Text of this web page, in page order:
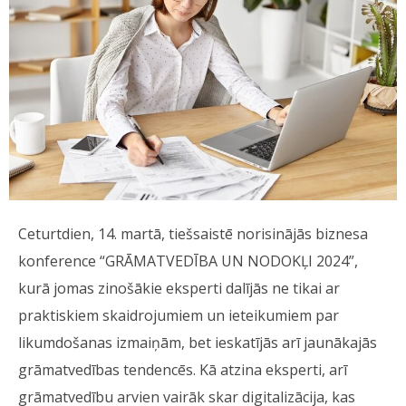
Ceturtdien, 14. martā, tiešsaistē norisinājās biznesa
konference “GRĀMATVEDĪBA UN NODOKĻI 2024”,
kurā jomas zinošākie eksperti dalījās ne tikai ar
praktiskiem skaidrojumiem un ieteikumiem par
likumdošanas izmaiņām, bet ieskatījās arī jaunākajās
grāmatvedības tendencēs. Kā atzina eksperti, arī
grāmatvedību arvien vairāk skar digitalizācija, kas